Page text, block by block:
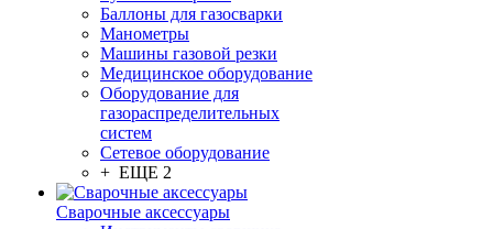
Баллоны для газосварки
Манометры
Машины газовой резки
Медицинское оборудование
Оборудование для
газораспределительных
систем
Сетевое оборудование
+ ЕЩЕ 2
Сварочные аксессуары